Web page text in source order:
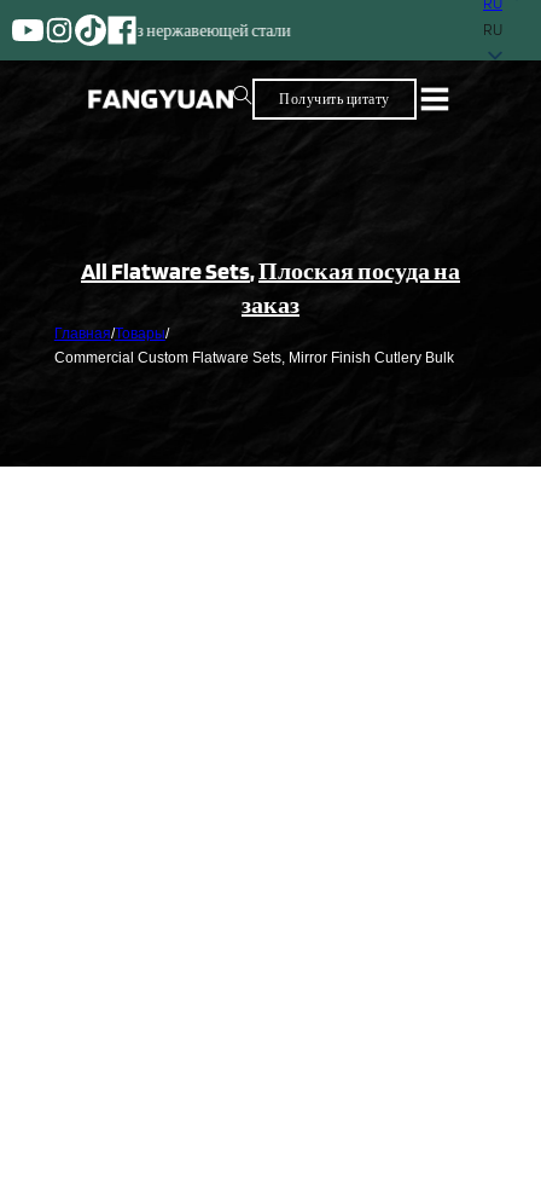
Поставщик с более
RU
Получить цитату
All Flatware Sets,Плоская посуда на
заказ
Главная/Товары/
Commercial Custom Flatware Sets, Mirror Finish Cutlery Bulk